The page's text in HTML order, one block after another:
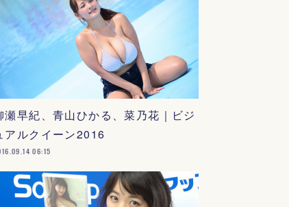
瀬早紀、青山ひかる、菜乃花｜ビジ
アルクイーン2016
06:15